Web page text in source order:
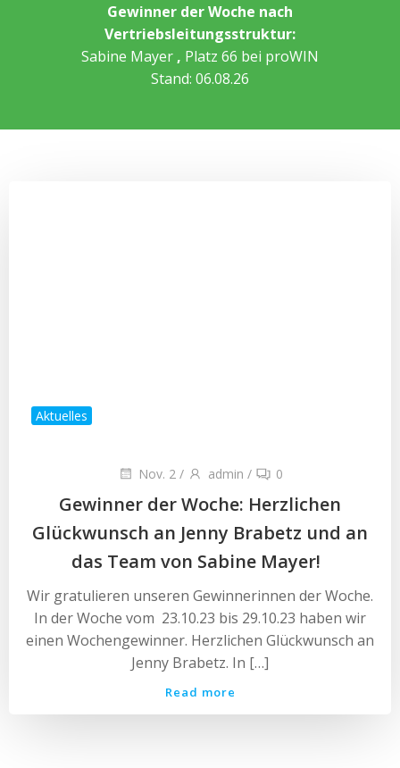
Gewinner der Woche nach
Vertriebsleitungsstruktur:
Sabine Mayer , Platz 66 bei proWIN
Stand: 06.08.26
Aktuelles
Nov. 2 / admin / 0
Gewinner der Woche: Herzlichen
Glückwunsch an Jenny Brabetz und an
das Team von Sabine Mayer!
Wir gratulieren unseren Gewinnerinnen der Woche.
In der Woche vom 23.10.23 bis 29.10.23 haben wir
einen Wochengewinner. Herzlichen Glückwunsch an
Jenny Brabetz. In […]
Read more